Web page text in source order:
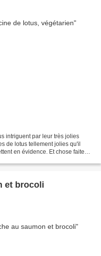
intriguent par leur très jolies
de lotus tellement jolies qu'il
en évidence. Et chose faite
et brocoli